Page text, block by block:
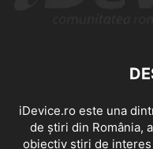
iDevice.ro este una
de știri din România,
obiectiv știri de interes